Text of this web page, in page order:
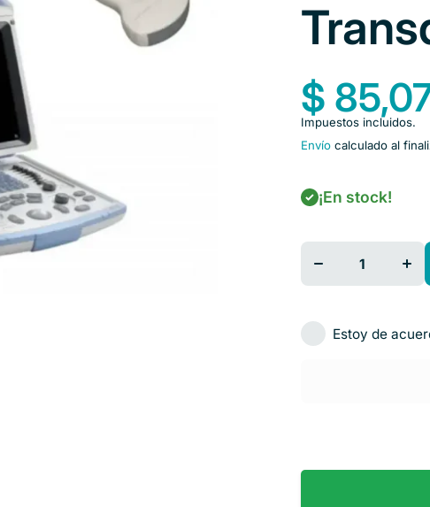
$
Impuestos incluidos.
Envíocalculado al
¡En stock!
para
Ultrasonido
Portátil Con
Transductor
Estoy de